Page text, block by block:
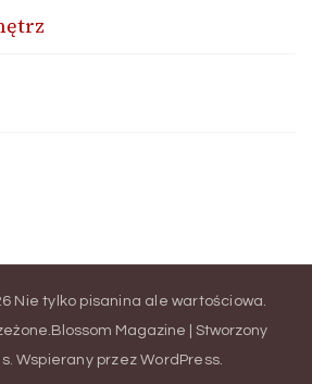
Nie tylko pisanina ale wartościowa.
Blossom Magazine | Stworzony
. Wspierany przezWordPress.